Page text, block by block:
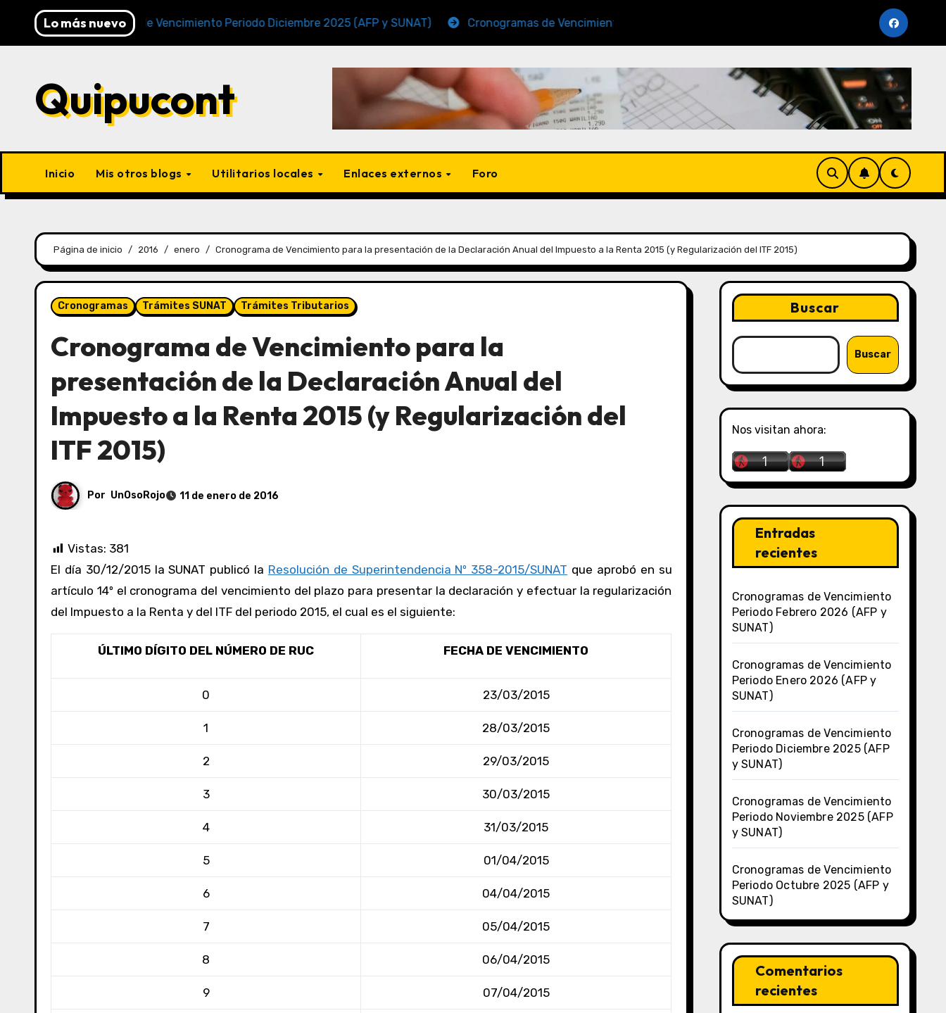
Lo más nuevo
Cronogramas de Vencimiento Periodo Diciembre 2025 (AFP y SUNAT) Cronogramas de Vencimiento Periodo Noviembre 2025 (AFP y SUNAT) Cronogramas de
Quipucont
Inicio Mis otros blogs Utilitarios locales Enlaces externos Foro
Página de inicio 2016 enero Cronograma de Vencimiento para la presentación de la Declaración Anual del Impuesto a la Renta 2015 (y Regularización del ITF 2015)
Cronogramas Trámites SUNAT Trámites Tributarios
Cronograma de Vencimiento para la
presentación de la Declaración Anual del
Impuesto a la Renta 2015 (y Regularización del
ITF 2015)
Por UnOsoRojo 11 de enero de 2016
Vistas: 381
El día 30/12/2015 la SUNAT publicó la Resolución de Superintendencia Nº 358-2015/SUNAT que aprobó en su
artículo 14º el cronograma del vencimiento del plazo para presentar la declaración y efectuar la regularización
del Impuesto a la Renta y del ITF del periodo 2015, el cual es el siguiente:
ÚLTIMO DÍGITO DEL NÚMERO DE RUC FECHA DE VENCIMIENTO
0 23/03/2015
1 28/03/2015
2 29/03/2015
3 30/03/2015
4 31/03/2015
5 01/04/2015
6 04/04/2015
7 05/04/2015
8 06/04/2015
9 07/04/2015
Buscar
Buscar
Nos visitan ahora:
Entradas
recientes
Cronogramas de Vencimiento
Periodo Febrero 2026 (AFP y
SUNAT)
Cronogramas de Vencimiento
Periodo Enero 2026 (AFP y
SUNAT)
Cronogramas de Vencimiento
Periodo Diciembre 2025 (AFP
y SUNAT)
Cronogramas de Vencimiento
Periodo Noviembre 2025 (AFP
y SUNAT)
Cronogramas de Vencimiento
Periodo Octubre 2025 (AFP y
SUNAT)
Comentarios
recientes